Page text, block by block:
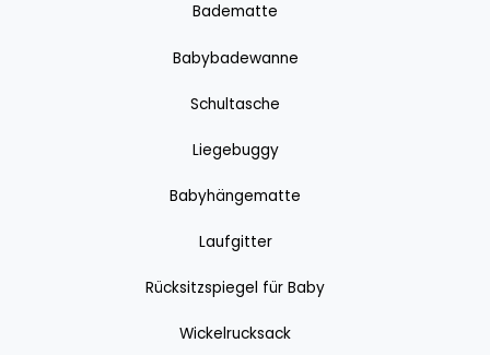
Badematte
Babybadewanne
Schultasche
Liegebuggy
Babyhängematte
Laufgitter
Rücksitzspiegel für Baby
Wickelrucksack